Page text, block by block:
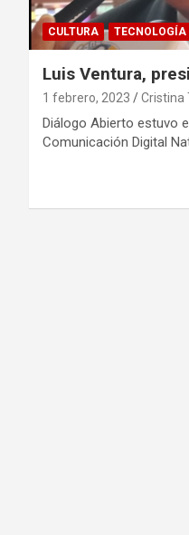
CULTURA TECNOLOGÍA
Luis Ventura,
1 febrero, 2023 Cristina
Diálogo Abierto estuvo
Comunicación Digital